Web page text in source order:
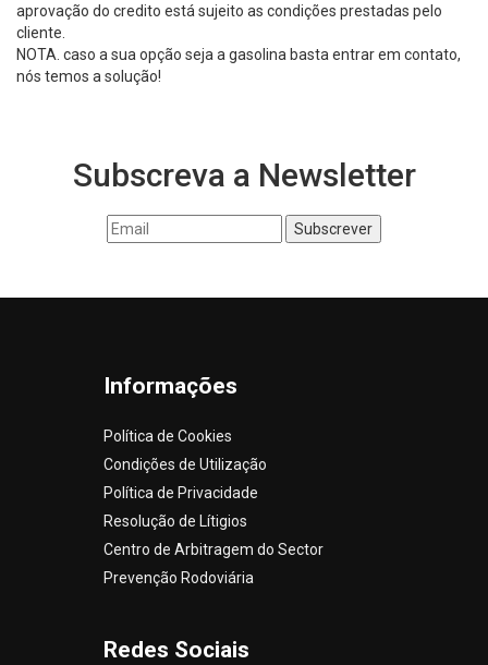
aprovação do credito está sujeito as condições prestadas pelo
cliente.
NOTA. caso a sua opção seja a gasolina basta entrar em contato,
nós temos a solução!
Subscreva a Newsletter
Informações
Política de Cookies
Condições de Utilização
Política de Privacidade
Resolução de Lítigios
Centro de Arbitragem do Sector
Prevenção Rodoviária
Redes Sociais